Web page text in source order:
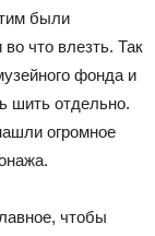
были
что влезть. Так
фонда и
шить отдельно.
огромное
чтобы